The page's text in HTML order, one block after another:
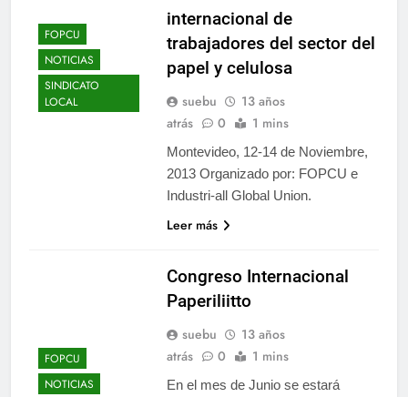
FOPCU
NOTICIAS
SINDICATO
LOCAL
internacional de
trabajadores del sector del
papel y celulosa
suebu
13 años
atrás
0 1 mins
Montevideo, 12-14 de Noviembre,
2013 Organizado por: FOPCU e
Industri-all Global Union.
Leer más
FOPCU
NOTICIAS
Congreso Internacional
Paperiliitto
suebu
13 años
atrás
0 1 mins
En el mes de Junio se estará